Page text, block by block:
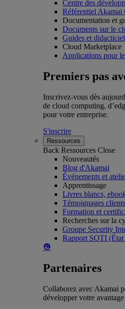
Centre des
Référentiel Akamai
Documentation et
Documents sur le
Guides et
Cloud Marketplace
Applications pour
Premiers pas
Inscrivez-vous dès
de cloud computing,
pour votre entreprise.
S'inscrire
Ressources
Back Ressources Close
Nouveautés
Blog d'Akamai
Événements et
Apprentissage
Livres blancs,
Témoignages clients
Formation et
Recherches sur la
Groupe Security
Rapport SOTI
Partenaires
Collaborez avec Akamai
développer votre